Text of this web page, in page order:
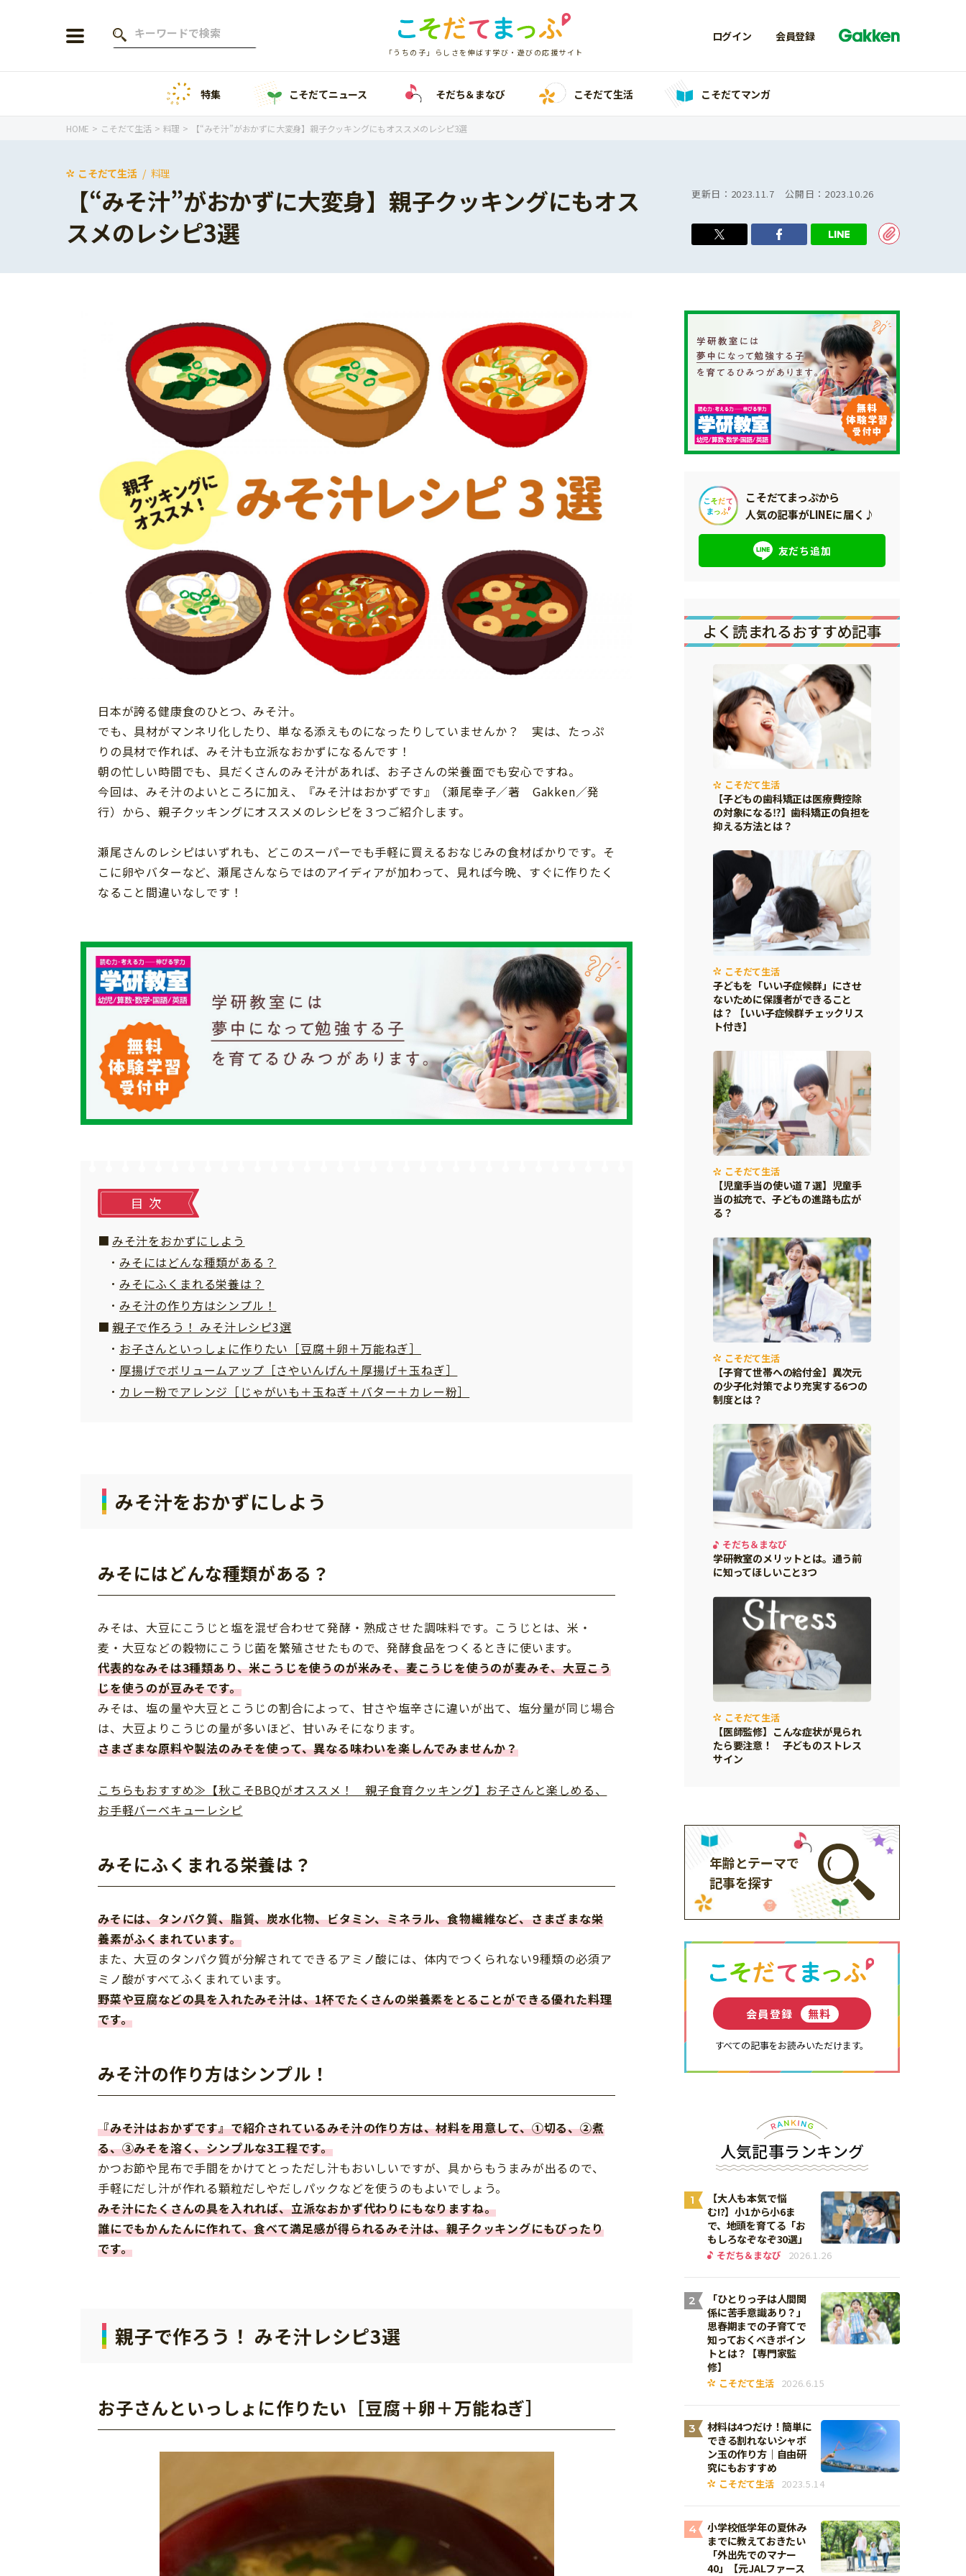
「うちの子」らしさを伸ばす学び・遊びの応援サイト
ログイン 会員登録
年齢から探す
1歳
小学6年生
絵本・読み聞かせ
自由研究・工作
運動・あそび・ゲーム
こそだて生活
親子でいっしょに
こそだてマンガ
サイトのご利⽤にあたって
特集 こそだてニュース そだち＆まなび こそだて生活 こそだてマンガ
HOME こそだて生活 料理 【“みそ汁”がおかずに大変身】親子クッキングにもオススメのレシピ3選
こそだて生活 料理
【“みそ汁”がおかずに大変身】親子クッキングにもオス
スメのレシピ3選
更新日： 2023.11.7 公開日： 2023.10.26
日本が誇る健康食のひとつ、みそ汁。
でも、具材がマンネリ化したり、単なる添えものになったりしていませんか？ 実は、たっぷ
りの具材で作れば、みそ汁も立派なおかずになるんです！
朝の忙しい時間でも、具だくさんのみそ汁があれば、お子さんの栄養面でも安心ですね。
今回は、みそ汁のよいところに加え、『みそ汁はおかずです』（瀬尾幸子／著 Gakken／発
行）から、親子クッキングにオススメのレシピを３つご紹介します。
瀬尾さんのレシピはいずれも、どこのスーパーでも手軽に買えるおなじみの食材ばかりです。そ
こに卵やバターなど、瀬尾さんならではのアイディアが加わって、見れば今晩、すぐに作りたく
なること間違いなしです！
目次
みそ汁をおかずにしよう
みそにはどんな種類がある？
みそにふくまれる栄養は？
みそ汁の作り方はシンプル！
親子で作ろう！ みそ汁レシピ3選
お子さんといっしょに作りたい［豆腐＋卵＋万能ねぎ］
厚揚げでボリュームアップ［さやいんげん＋厚揚げ＋玉ねぎ］
カレー粉でアレンジ［じゃがいも＋玉ねぎ＋バター＋カレー粉］
みそ汁をおかずにしよう
みそにはどんな種類がある？
みそは、大豆にこうじと塩を混ぜ合わせて発酵・熟成させた調味料です。こうじとは、米・
麦・大豆などの穀物にこうじ菌を繁殖させたもので、発酵食品をつくるときに使います。
代表的なみそは3種類あり、米こうじを使うのが米みそ、麦こうじを使うのが麦みそ、大豆こう
じを使うのが豆みそです。
みそは、塩の量や大豆とこうじの割合によって、甘さや塩辛さに違いが出て、塩分量が同じ場合
は、大豆よりこうじの量が多いほど、甘いみそになります。
さまざまな原料や製法のみそを使って、異なる味わいを楽しんでみませんか？
こちらもおすすめ≫【秋こそBBQがオススメ！ 親子食育クッキング】お子さんと楽しめる、
お手軽バーベキューレシピ
みそにふくまれる栄養は？
みそには、タンパク質、脂質、炭水化物、ビタミン、ミネラル、食物繊維など、さまざまな栄
養素がふくまれています。
また、大豆のタンパク質が分解されてできるアミノ酸には、体内でつくられない9種類の必須ア
ミノ酸がすべてふくまれています。
野菜や豆腐などの具を入れたみそ汁は、1杯でたくさんの栄養素をとることができる優れた料理
です。
みそ汁の作り方はシンプル！
『みそ汁はおかずです』で紹介されているみそ汁の作り方は、材料を用意して、①切る、②煮
る、③みそを溶く、シンプルな3工程です。
かつお節や昆布で手間をかけてとっただし汁もおいしいですが、具からもうまみが出るので、
手軽にだし汁が作れる顆粒だしやだしパックなどを使うのもよいでしょう。
みそ汁にたくさんの具を入れれば、立派なおかず代わりにもなりますね。
誰にでもかんたんに作れて、食べて満足感が得られるみそ汁は、親子クッキングにもぴったり
です。
親子で作ろう！ みそ汁レシピ3選
お子さんといっしょに作りたい［豆腐＋卵＋万能ねぎ］
こそだてまっぷから
人気の記事がLINEに届く♪
友だち追加
よく読まれるおすすめ記事
こそだて生活
【子どもの歯科矯正は医療費控除
の対象になる⁉】歯科矯正の負担を
抑える方法とは？
こそだて生活
子どもを「いい子症候群」にさせ
ないために保護者ができること
は？ 【いい子症候群チェックリス
ト付き】
こそだて生活
【児童手当の使い道７選】児童手
当の拡充で、子どもの進路も広が
る？
こそだて生活
【子育て世帯への給付金】異次元
の少子化対策でより充実する6つの
制度とは？
そだち＆まなび
学研教室のメリットとは。通う前
に知ってほしいこと3つ
こそだて生活
【医師監修】こんな症状が見られ
たら要注意！ 子どものストレス
サイン
年齢とテーマで
記事を探す
会員登録 無料
すべての記事をお読みいただけます。
人気記事ランキング
1
【大人も本気で悩
む!?】小1から小6ま
で、地頭を育てる「お
もしろなぞなぞ30選」
そだち＆まなび 2026.1.26
2
「ひとりっ子は人間関
係に苦手意識あり？」
思春期までの子育てで
知っておくべきポイン
トとは？【専門家監
修】
こそだて生活 2026.6.15
3
材料は4つだけ！簡単に
できる割れないシャボ
ン玉の作り方｜自由研
究にもおすすめ
こそだて生活 2023.5.14
4
小学校低学年の夏休み
までに教えておきたい
「外出先でのマナー
40」【元JALファース